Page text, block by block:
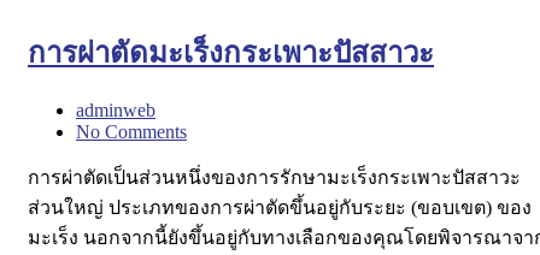
การผ่าตัดมะเร็งกระเพาะปัสสาวะ
adminweb
No Comments
การผ่าตัดเป็นส่วนหนึ่งของการรักษามะเร็งกระเพาะปัสสาวะ
ส่วนใหญ่ ประเภทของการผ่าตัดขึ้นอยู่กับระยะ (ขอบเขต) ของ
มะเร็ง นอกจากนี้ยังขึ้นอยู่กับทางเลือกของคุณโดยพิจารณาจา